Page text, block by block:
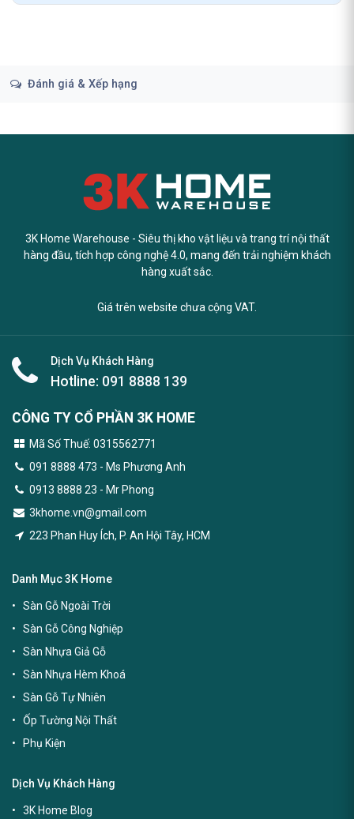
Đánh giá & Xếp hạng
3K Home Warehouse - Siêu thị kho vật liệu và trang trí nội thất
hàng đầu, tích hợp công nghệ 4.0, mang đến trải nghiệm khách
hàng xuất sắc.
Giá trên website chưa cộng VAT.
Dịch Vụ Khách Hàng
Hotline: 091 8888 139
CÔNG TY CỔ PHẦN 3K HOME
Mã Số Thuế: 0315562771
091 8888 473 - Ms Phương Anh
0913 8888 23 - Mr Phong
3khome.vn@gmail.com
223 Phan Huy Ích, P. An Hội Tây, HCM
Danh Mục 3K Home
Sàn Gỗ Ngoài Trời
Sàn Gỗ Công Nghiệp
Sàn Nhựa Giả Gỗ
Sàn Nhựa Hèm Khoá
Sàn Gỗ Tự Nhiên
Ốp Tường Nội Thất
Phụ Kiện
Dịch Vụ Khách Hàng
3K Home Blog